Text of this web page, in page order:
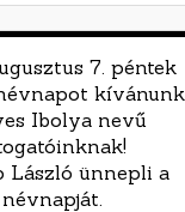
7. péntek
kívánunk
Ibolya nevű
László ünnepli a
névnapját.